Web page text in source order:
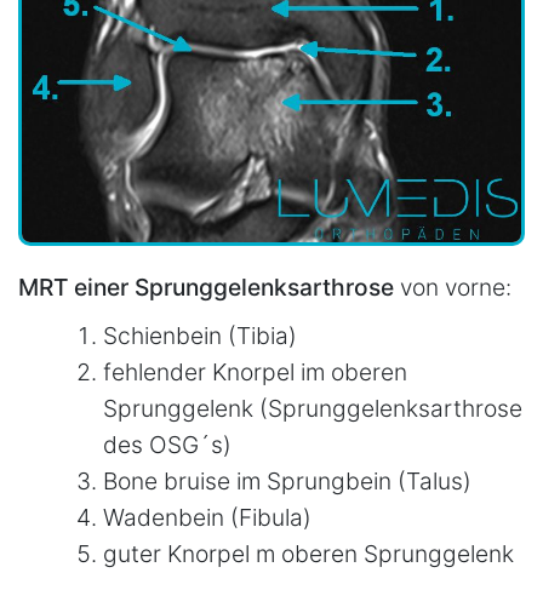
MRT einer Sprunggelenksarthrose von vorne:
Schienbein (Tibia)
fehlender Knorpel im oberen
Sprunggelenk (Sprunggelenksarthrose
des OSG´s)
Bone bruise im Sprungbein (Talus)
Wadenbein (Fibula)
guter Knorpel m oberen Sprunggelenk